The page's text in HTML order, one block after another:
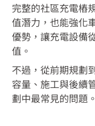
完整的社區充電樁
值潛力，也能強化
優勢，讓充電設備
值。
不過，從前期規劃
容量、施工與後續
劃中最常見的問題。